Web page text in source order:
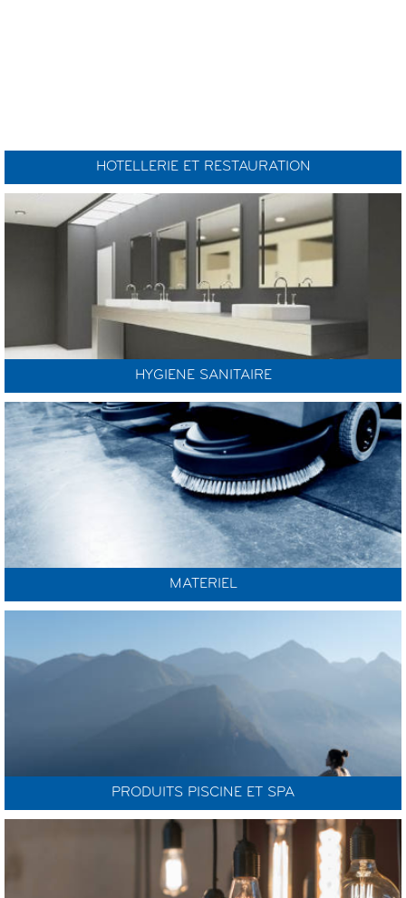
HOTELLERIE ET RESTAURATION
HYGIENE SANITAIRE
MATERIEL
PRODUITS PISCINE ET SPA